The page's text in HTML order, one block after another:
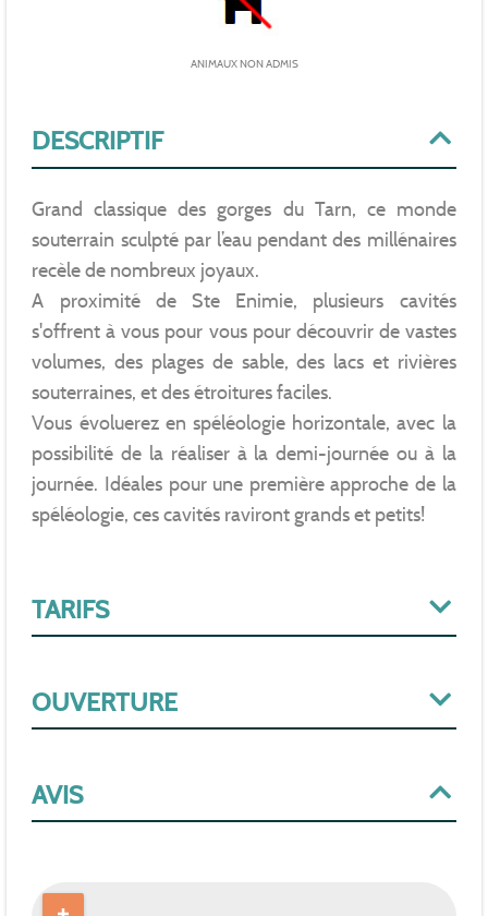
DESCRIPTIF
Grand classique des gorges du Tarn, ce monde
souterrain sculpté par l’eau pendant des millénaires
recèle de nombreux joyaux.
A proximité de Ste Enimie, plusieurs cavités
s'offrent à vous pour vous pour découvrir de vastes
volumes, des plages de sable, des lacs et rivières
souterraines, et des étroitures faciles.
Vous évoluerez en spéléologie horizontale, avec la
possibilité de la réaliser à la demi-journée ou à la
journée. Idéales pour une première approche de la
spéléologie, ces cavités raviront grands et petits!
TARIFS
OUVERTURE
AVIS
ANIMAUX NON ADMIS